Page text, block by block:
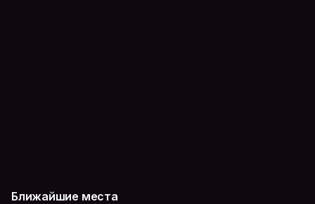
Ближайшие места